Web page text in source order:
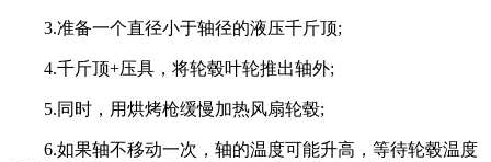
3.准备一个直径小于轴径的液压千斤顶;
4.千斤顶+压具，将轮毂叶轮推出轴外;
5.同时，用烘烤枪缓慢加热风扇轮毂;
6.如果轴不移动一次，轴的温度可能升高，等待轮毂温度